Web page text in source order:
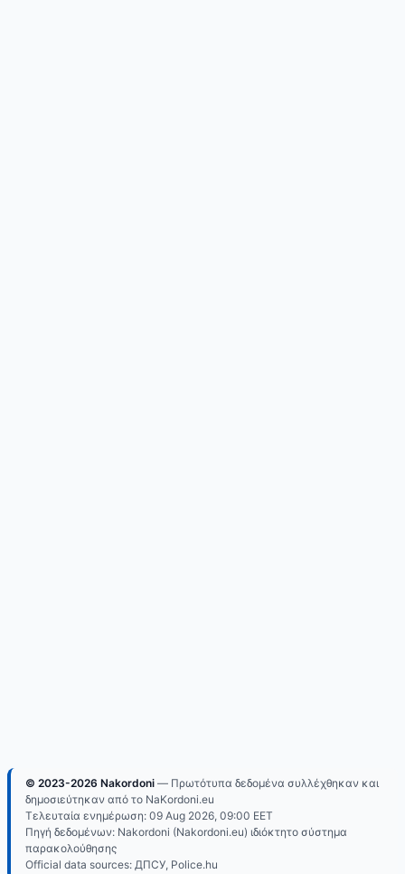
© 2023-2026 Nakordoni — Πρωτότυπα δεδομένα συλλέχθηκαν και
δημοσιεύτηκαν από το NaKordoni.eu
Τελευταία ενημέρωση: 09 Aug 2026, 09:00 EET
Πηγή δεδομένων: Nakordoni (Nakordoni.eu) ιδιόκτητο σύστημα
παρακολούθησης
Official data sources: ДПСУ, Police.hu